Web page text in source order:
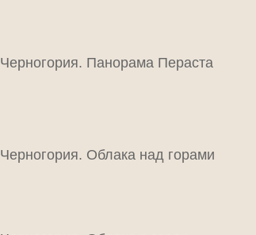
Черногория. Панорама Пераста
Черногория. Облака над горами